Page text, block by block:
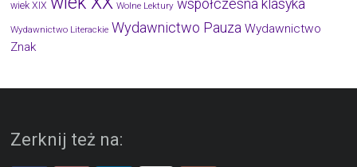
wiek XIX Wolne Lektury współczesna klasyka
Wydawnictwo Literackie Wydawnictwo Pauza Wydawnictwo
Znak
Zerknij też na: